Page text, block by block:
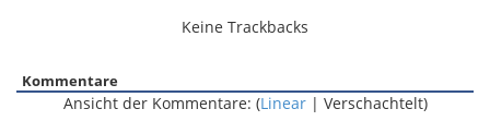
Keine Trackbacks
Kommentare
Ansicht der Kommentare: (Linear| Verschachtelt)